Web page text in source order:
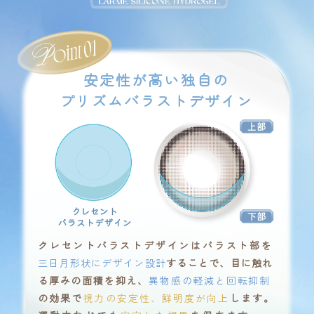
安定性が高い独自の
プリズムバラストデザイン
クレセントバラストデザインはバラスト部を
三日月形状にデザイン設計することで、目に触れ
る厚みの面積を抑え、異物感の軽減と回転抑制
の効果で視力の安定性、鮮明度が向上 します。